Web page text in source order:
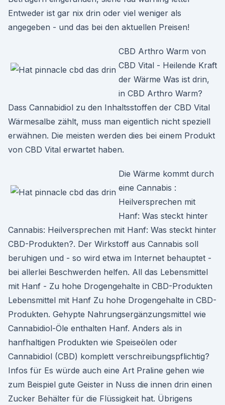
Entweder ist gar nix drin oder viel weniger als
angegeben - und das bei den aktuellen Preisen!
CBD Arthro Warm von
CBD Vital - Heilende Kraft
der Wärme Was ist drin,
in CBD Arthro Warm?
Dass Cannabidiol zu den Inhaltsstoffen der CBD Vital
Wärmesalbe zählt, muss man eigentlich nicht speziell
erwähnen. Die meisten werden dies bei einem Produkt
von CBD Vital erwartet haben.
Die Wärme kommt durch
eine Cannabis :
Heilversprechen mit
Hanf: Was steckt hinter
Cannabis: Heilversprechen mit Hanf: Was steckt hinter
CBD-Produkten?. Der Wirkstoff aus Cannabis soll
beruhigen und - so wird etwa im Internet behauptet -
bei allerlei Beschwerden helfen. All das Lebensmittel
mit Hanf - Zu hohe Drogengehalte in CBD-Produkten
Lebensmittel mit Hanf Zu hohe Drogengehalte in CBD-
Produkten. Gehypte Nahrungsergänzungsmittel wie
Cannabidiol-Öle enthalten Hanf. Anders als in
hanfhaltigen Produkten wie Speiseölen oder
Cannabidiol (CBD) komplett verschreibungspflichtig?
Infos für Es würde auch eine Art Praline gehen wie
zum Beispiel gute Geister in Nuss die innen drin einen
Zucker Behälter für die Flüssigkeit hat. Übrigens